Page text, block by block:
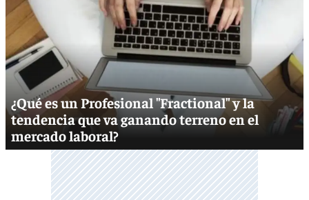
¿Qué es un Profesional "Fractional" y la
tendencia que va ganando terreno en el
mercado laboral?